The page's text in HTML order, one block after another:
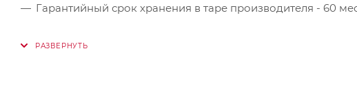
Гарантийный срок хранения в таре производителя - 60